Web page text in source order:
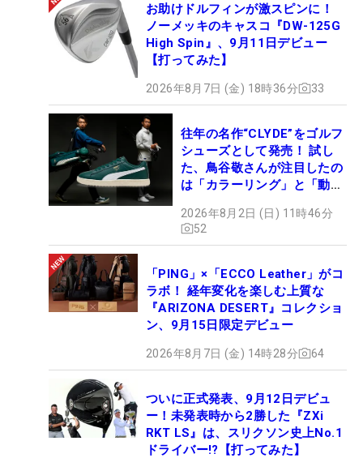
お助けドルフィンが激スピンに！
ノーメッキのキャスコ『DW-125G
High Spin』、9月11日デビュー
【打ってみた】
2026年8月7日 (金) 18時36分 33
往年の名作“CLYDE”をゴルフ
シューズとして発売！ 試し
た、鳥谷敬さんが注目したの
は「カラーリング」と「動き
2026年8月2日 (日) 11時46分
52
「PING」×「ECCO Leather」がコ
ラボ！ 経年変化を楽しむ上質な
『ARIZONA DESERT』コレクショ
ン、9月15日限定デビュー
2026年8月7日 (金) 14時28分 64
ついに正式発表、9月12日デビュ
ー！未発表時から2勝した『ZXi
RKT LS』は、スリクソン史上No.1
ドライバー!?【打ってみた】